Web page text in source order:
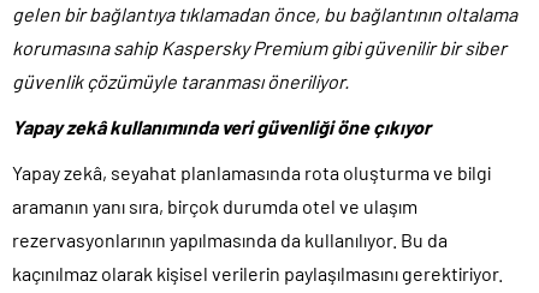
gelen bir bağlantıya tıklamadan önce, bu bağlantının oltalama
korumasına sahip Kaspersky Premium gibi güvenilir bir siber
güvenlik çözümüyle taranması öneriliyor.
Yapay zekâ kullanımında veri güvenliği öne çıkıyor
Yapay zekâ, seyahat planlamasında rota oluşturma ve bilgi
aramanın yanı sıra, birçok durumda otel ve ulaşım
rezervasyonlarının yapılmasında da kullanılıyor. Bu da
kaçınılmaz olarak kişisel verilerin paylaşılmasını gerektiriyor.